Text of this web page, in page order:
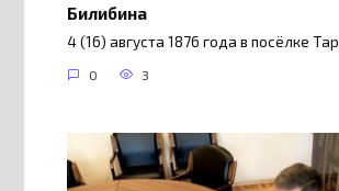
Билибина
4 (16) августа 1876 года в посёлке
0 3